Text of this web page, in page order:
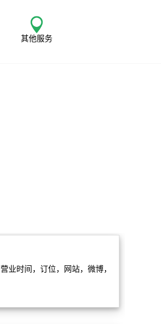
其他服务
业时间，订位，网站，微博，